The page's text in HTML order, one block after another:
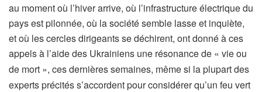
au moment où l’hiver arrive, où l’infrastructure électrique du
pays est pilonnée, où la société semble lasse et inquiète,
et où les cercles dirigeants se déchirent, ont donné à ces
appels à l’aide des Ukrainiens une résonance de « vie ou
de mort », ces dernières semaines, même si la plupart des
experts précités s’accordent pour considérer qu’un feu vert